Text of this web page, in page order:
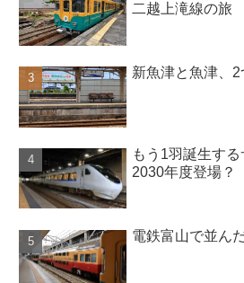
二越上滝線の旅
新魚津と魚津、
もう1羽誕生する
2030年度登場？
電鉄富山で並ん